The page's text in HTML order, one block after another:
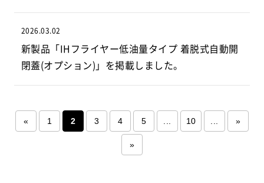
2026.03.02
新製品「IHフライヤー低油量タイプ 着脱式自動開
閉蓋(オプション)」を掲載しました。
« 1 2 3 4 5 10 »
»